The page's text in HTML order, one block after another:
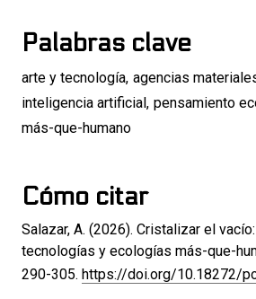
Palabras clave
arte y tecnología, agencias
inteligencia artificial, pensamiento
más-que-humano
Cómo citar
Salazar, A. (2026). Cristalizar el
tecnologías y ecologías más-que-
290-305. https://doi.org/10.18272/